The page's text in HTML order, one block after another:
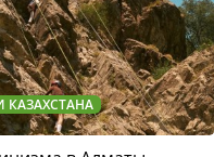
КАЗАХСТАНА